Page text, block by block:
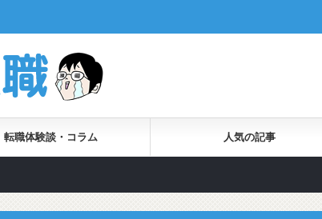
転職体験談・コラム 人気の記事